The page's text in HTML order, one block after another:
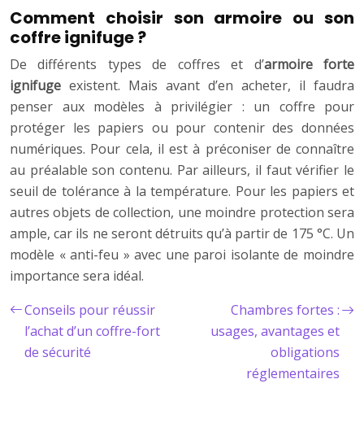
Comment choisir son armoire ou son
coffre ignifuge ?
De différents types de coffres et d’armoire forte
ignifuge existent. Mais avant d’en acheter, il faudra
penser aux modèles à privilégier : un coffre pour
protéger les papiers ou pour contenir des données
numériques. Pour cela, il est à préconiser de connaître
au préalable son contenu. Par ailleurs, il faut vérifier le
seuil de tolérance à la température. Pour les papiers et
autres objets de collection, une moindre protection sera
ample, car ils ne seront détruits qu’à partir de 175 °C. Un
modèle « anti-feu » avec une paroi isolante de moindre
importance sera idéal.
Conseils pour réussir
l’achat d’un coffre-fort
de sécurité
Chambres fortes :
usages, avantages et
obligations
réglementaires